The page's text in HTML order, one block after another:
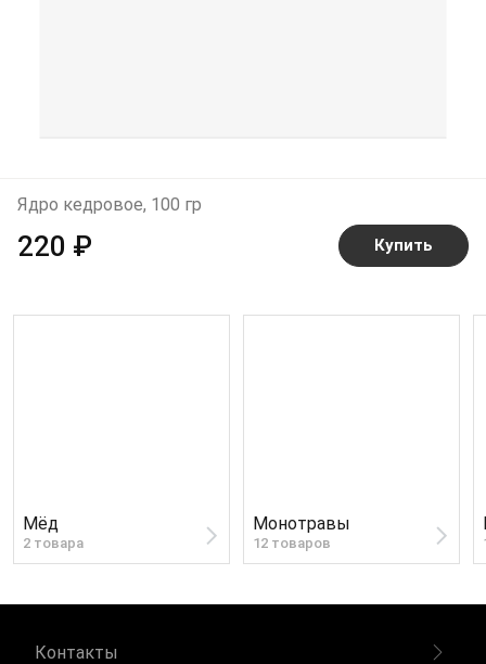
Ядро кедровое, 100 гр
220 ₽ Купить
Мёд
2 товара
Монотравы
12 товаров
Контакты